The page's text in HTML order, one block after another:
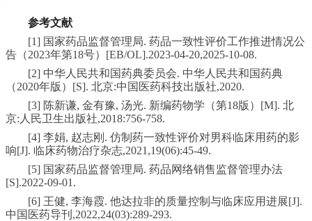
参考文献
[1] 国家药品监督管理局. 药品一致性评价工作推进情况公
告（2023年第18号）[EB/OL].2023-04-20,2025-10-08.
[2] 中华人民共和国药典委员会. 中华人民共和国药典
（2020年版）[S]. 北京:中国医药科技出版社,2020.
[3] 陈新谦, 金有豫, 汤光. 新编药物学（第18版）[M]. 北
京:人民卫生出版社,2018:756-758.
[4] 李娟, 赵志刚. 仿制药一致性评价对男科临床用药的影
响[J]. 临床药物治疗杂志,2021,19(06):45-49.
[5] 国家药品监督管理局. 药品网络销售监督管理办法
[S].2022-09-01.
[6] 王健, 李海霞. 他达拉非的质量控制与临床应用进展[J].
中国医药导刊,2022,24(03):289-293.